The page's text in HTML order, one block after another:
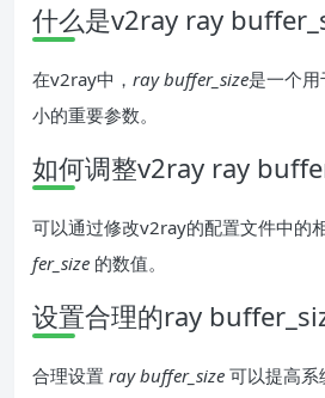
什么是v2ray ray
在v2ray中， ray buffer_size是一个
小的重要参数。
如何调整v2ray ray
可以通过修改v2ray的配置文件中的
fer_size 的数值。
设置合理的ray
合理设置 ray buffer_size 可以提高系